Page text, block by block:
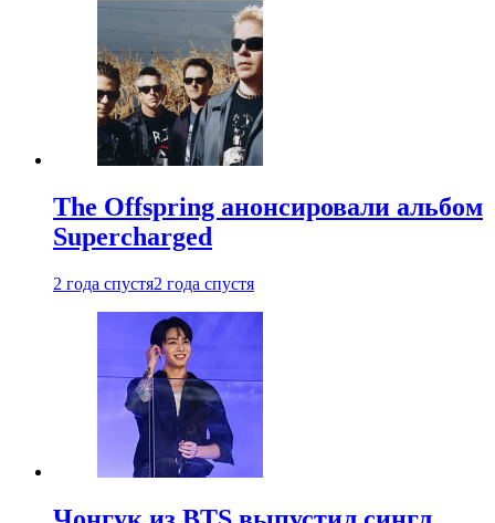
The Offspring анонсировали альбом
Supercharged
2 года спустя2 года спустя